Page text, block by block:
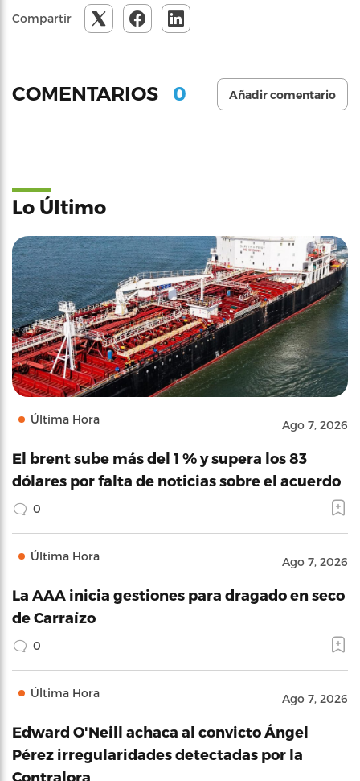
Compartir
COMENTARIOS 0 Añadir comentario
Lo Último
Última Hora Ago 7, 2026
El brent sube más del 1 % y supera los 83
dólares por falta de noticias sobre el acuerdo
0
Última Hora Ago 7, 2026
La AAA inicia gestiones para dragado en seco
de Carraízo
0
Última Hora Ago 7, 2026
Edward O'Neill achaca al convicto Ángel
Pérez irregularidades detectadas por la
Contralora